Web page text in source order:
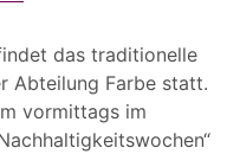
das traditionelle
Abteilung Farbe statt.
vormittags im